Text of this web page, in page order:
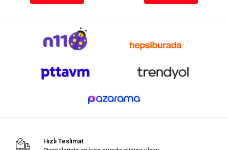
Hızlı Teslimat